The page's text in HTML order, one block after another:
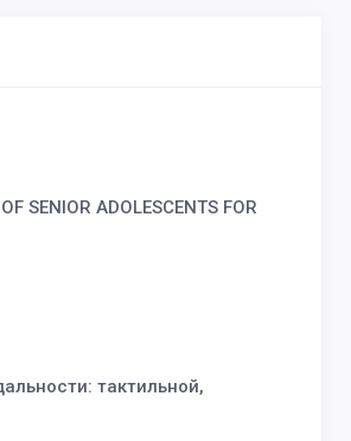
SENIOR ADOLESCENTS FOR
тактильной,